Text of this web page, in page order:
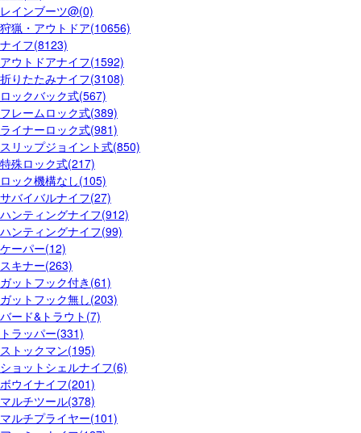
レインブーツ@(0)
狩猟・アウトドア(10656)
ナイフ(8123)
アウトドアナイフ(1592)
折りたたみナイフ(3108)
ロックバック式(567)
フレームロック式(389)
ライナーロック式(981)
スリップジョイント式(850)
特殊ロック式(217)
ロック機構なし(105)
サバイバルナイフ(27)
ハンティングナイフ(912)
ハンティングナイフ(99)
ケーパー(12)
スキナー(263)
ガットフック付き(61)
ガットフック無し(203)
バード&トラウト(7)
トラッパー(331)
ストックマン(195)
ショットシェルナイフ(6)
ボウイナイフ(201)
マルチツール(378)
マルチプライヤー(101)